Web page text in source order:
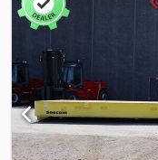
hytti, ilmastointi